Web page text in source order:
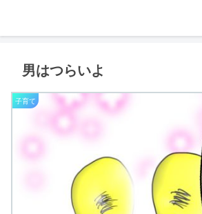
男はつらいよ
子育て